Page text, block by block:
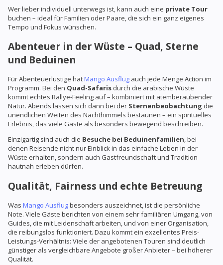
Wer lieber individuell unterwegs ist, kann auch eine private Tour
buchen – ideal für Familien oder Paare, die sich ein ganz eigenes
Tempo und Fokus wünschen.
Abenteuer in der Wüste – Quad, Sterne
und Beduinen
Für Abenteuerlustige hatMango Ausflug auch jede Menge Action im
Programm. Bei den Quad-Safaris durch die arabische Wüste
kommt echtes Rallye-Feeling auf – kombiniert mit atemberaubender
Natur. Abends lassen sich dann bei der Sternenbeobachtung die
unendlichen Weiten des Nachthimmels bestaunen – ein spirituelles
Erlebnis, das viele Gäste als besonders bewegend beschreiben.
Einzigartig sind auch die Besuche bei Beduinenfamilien, bei
denen Reisende nicht nur Einblick in das einfache Leben in der
Wüste erhalten, sondern auch Gastfreundschaft und Tradition
hautnah erleben dürfen.
Qualität, Fairness und echte Betreuung
Was Mango Ausflugbesonders auszeichnet, ist die persönliche
Note. Viele Gäste berichten von einem sehr familiären Umgang, von
Guides, die mit Leidenschaft arbeiten, und von einer Organisation,
die reibungslos funktioniert. Dazu kommt ein exzellentes Preis-
Leistungs-Verhältnis: Viele der angebotenen Touren sind deutlich
günstiger als vergleichbare Angebote großer Anbieter – bei höherer
Qualität.